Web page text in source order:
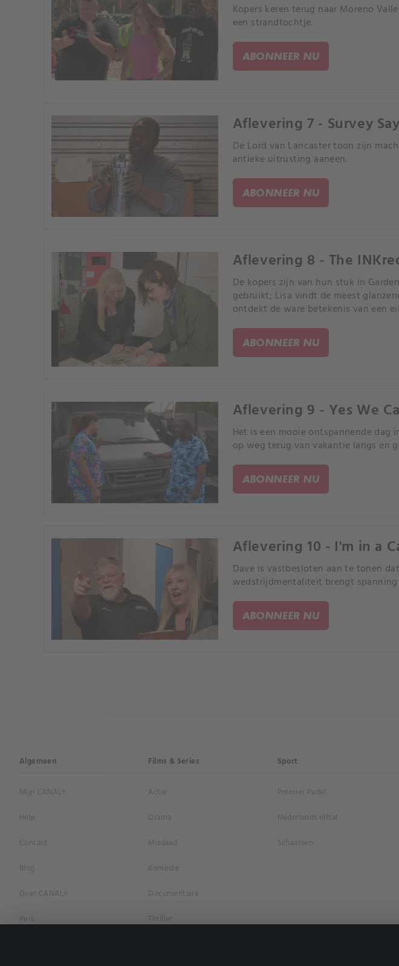
Kopers keren terug naar Moreno
een strandtochtje.
ABONNEER NU
Aflevering 7 - Survey
De Lord van Lancaster toon zijn
antieke uitrusting aaneen.
ABONNEER NU
Aflevering 8 - The
De kopers zijn van hun stuk in
gebruikt; Lisa vindt de meest
ontdekt de ware betekenis van een
ABONNEER NU
Aflevering 9 - Yes We
Het is een mooie ontspannende dag
op weg terug van vakantie langs en
ABONNEER NU
Aflevering 10 - I'm in a
Dave is vastbesloten aan te tonen
wedstrijdmentaliteit brengt
ABONNEER NU
Algemeen
Mijn CANAL+
Help
Contact
Blog
Over CANAL+
Pers
Films & Series
Actie
Drama
Misdaad
Komedie
Documentaire
Thriller
Sport
Premier Padel
Nederlands elftal
Schaatsen